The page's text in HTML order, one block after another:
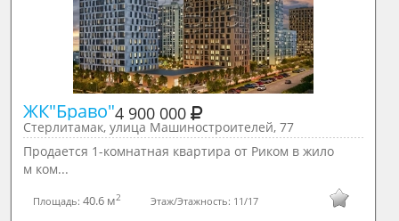
ЖК"Браво"4 900 000
Стерлитамак, улица Машиностроителей, 77
Продается 1-комнатная квартира от Риком в жило
м ком...
Площадь:40.6 м2 Этаж/Этажность: 11/17